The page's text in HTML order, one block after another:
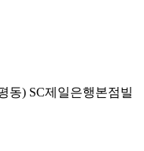
동) SC제일은행본점빌